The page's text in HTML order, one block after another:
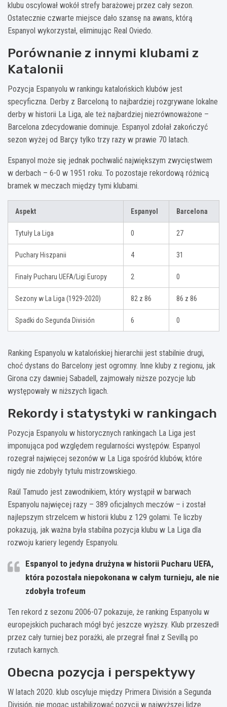
klubu oscylował wokół strefy barażowej przez cały sezon.
Ostatecznie czwarte miejsce dało szansę na awans, którą
Espanyol wykorzystał, eliminując Real Oviedo.
Porównanie z innymi klubami z
Katalonii
Pozycja Espanyolu w rankingu katalońskich klubów jest
specyficzna. Derby z Barceloną to najbardziej rozgrywane lokalne
derby w historii La Liga, ale też najbardziej niezrównoważone –
Barcelona zdecydowanie dominuje. Espanyol zdołał zakończyć
sezon wyżej od Barçy tylko trzy razy w prawie 70 latach.
Espanyol może się jednak pochwalić największym zwycięstwem
w derbach – 6-0 w 1951 roku. To pozostaje rekordową różnicą
bramek w meczach między tymi klubami.
Aspekt Espanyol Barcelona
Tytuły La Liga 0 27
Puchary Hiszpanii 4 31
Finały Pucharu UEFA/Ligi Europy 2 0
Sezony w La Liga (1929-2020) 82 z 86 86 z 86
Spadki do Segunda División 6 0
Ranking Espanyolu w katalońskiej hierarchii jest stabilnie drugi,
choć dystans do Barcelony jest ogromny. Inne kluby z regionu, jak
Girona czy dawniej Sabadell, zajmowały niższe pozycje lub
występowały w niższych ligach.
Rekordy i statystyki w rankingach
Pozycja Espanyolu w historycznych rankingach La Liga jest
imponująca pod względem regularności występów. Espanyol
rozegrał najwięcej sezonów w La Liga spośród klubów, które
nigdy nie zdobyły tytułu mistrzowskiego.
Raúl Tamudo jest zawodnikiem, który wystąpił w barwach
Espanyolu najwięcej razy – 389 oficjalnych meczów – i został
najlepszym strzelcem w historii klubu z 129 golami. Te liczby
pokazują, jak ważna była stabilna pozycja klubu w La Liga dla
rozwoju kariery legendy Espanyolu.
Espanyol to jedyna drużyna w historii Pucharu UEFA,
która pozostała niepokonana w całym turnieju, ale nie
zdobyła trofeum
Ten rekord z sezonu 2006-07 pokazuje, że ranking Espanyolu w
europejskich pucharach mógł być jeszcze wyższy. Klub przeszedł
przez cały turniej bez porażki, ale przegrał finał z Sevillą po
rzutach karnych.
Obecna pozycja i perspektywy
W latach 2020. klub oscyluje między Primera División a Segunda
División, nie mogąc ustabilizować pozycji w najwyższej lidze